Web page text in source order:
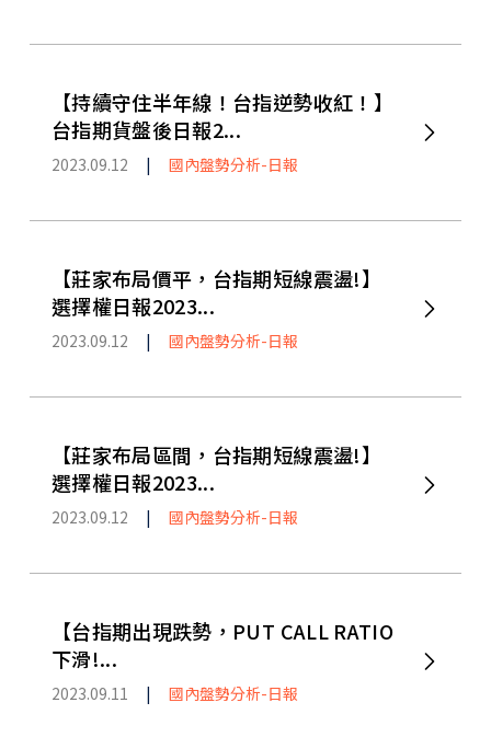
【持續守住半年線！台指逆勢收紅！】
台指期貨盤後日報2...
2023.09.12 | 國內盤勢分析-日報
【莊家布局價平，台指期短線震盪!】
選擇權日報2023...
2023.09.12 | 國內盤勢分析-日報
【莊家布局區間，台指期短線震盪!】
選擇權日報2023...
2023.09.12 | 國內盤勢分析-日報
【台指期出現跌勢，PUT CALL RATIO
下滑!...
2023.09.11 | 國內盤勢分析-日報